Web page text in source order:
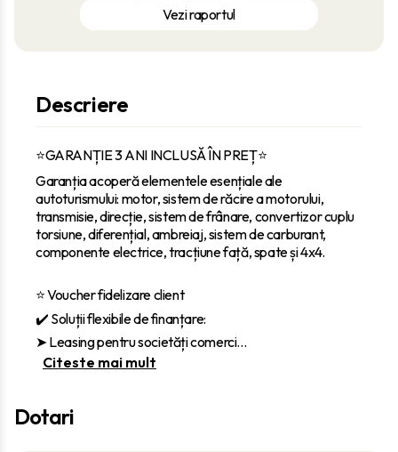
Vezi raportul
Descriere
⭐GARANȚIE 3 ANI INCLUSĂ ÎN PREȚ⭐
Garanția acoperă elementele esențiale ale
autoturismului: motor, sistem de răcire a motorului,
transmisie, direcție, sistem de frânare, convertizor cuplu
torsiune, diferențial, ambreiaj, sistem de carburant,
componente electrice, tracțiune față, spate și 4x4.
⭐ Voucher fidelizare client
✔️ Soluții flexibile de finanțare:
‎➤ Leasing pentru societăți comerci...
Citeste mai mult
Dotari